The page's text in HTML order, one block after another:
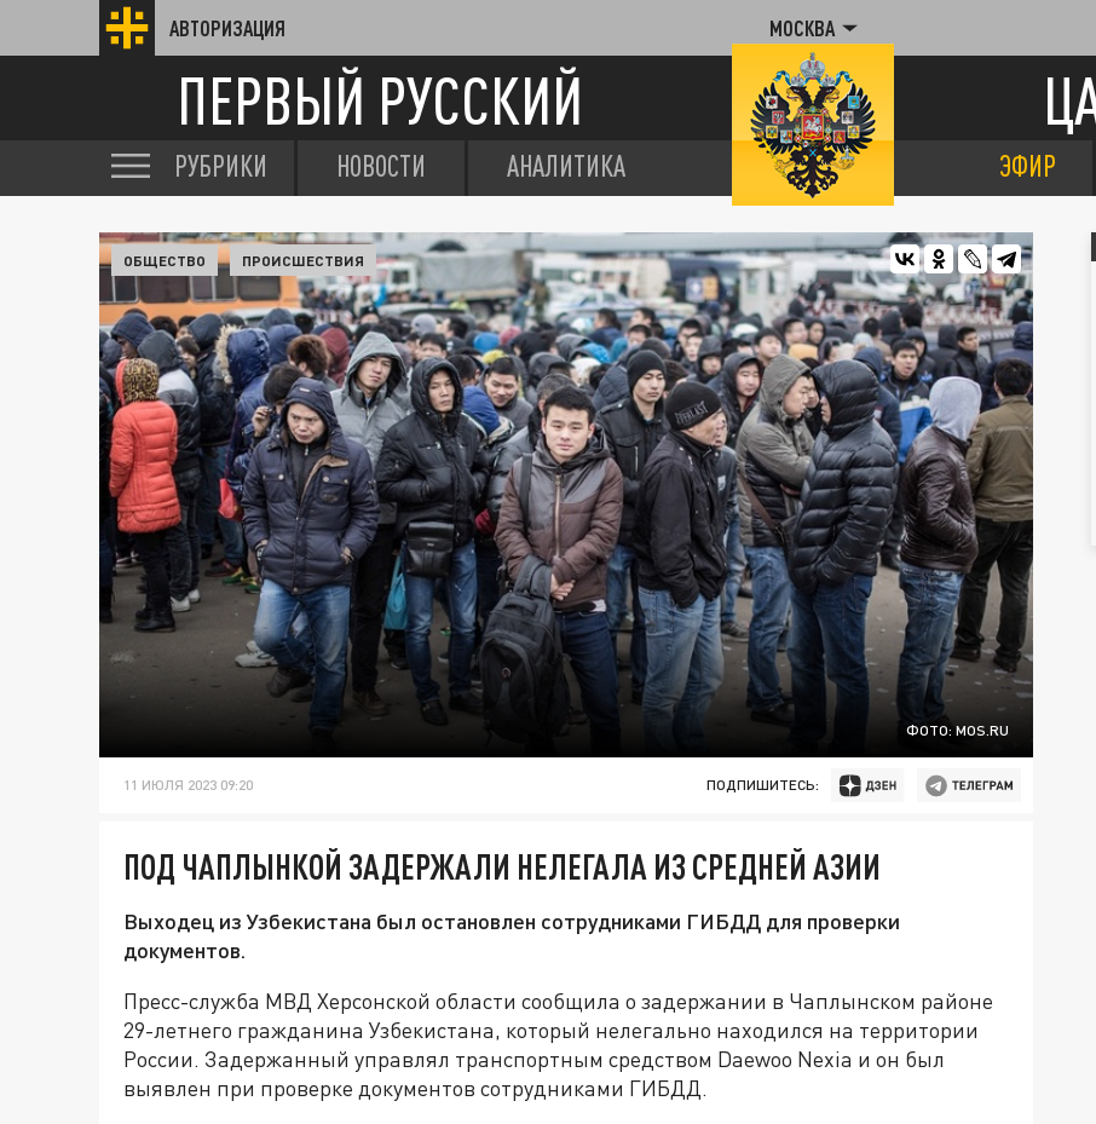
АВТОРИЗАЦИЯ МОСКВА
ПЕРВЫЙ РУССКИЙ
РУБРИКИ НОВОСТИ АНАЛИТИКА ЭФИР
ФОТО: MOS.RU
ОБЩЕСТВО ПРОИСШЕСТВИЯ
11 ИЮЛЯ 2023 09:20 ПОДПИШИТЕСЬ:
ПОД ЧАПЛЫНКОЙ ЗАДЕРЖАЛИ НЕЛЕГАЛА ИЗ СРЕДНЕЙ АЗИИ
Выходец из Узбекистана был остановлен сотрудниками ГИБДД для проверки
документов.
Пресс-служба МВД Херсонской области сообщила о задержании в Чаплынском районе
29-летнего гражданина Узбекистана, который нелегально находился на территории
России. Задержанный управлял транспортным средством Daewoo Nexia и он был
выявлен при проверке документов сотрудниками ГИБДД.